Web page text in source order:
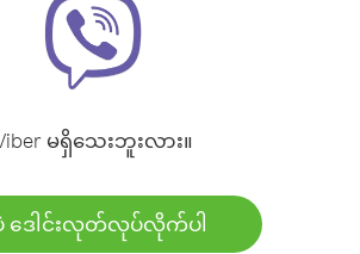
မရှိသေးဘူးလား။
ဒေါင်းလုတ်လုပ်လိုက်ပါ